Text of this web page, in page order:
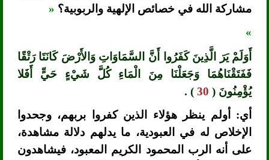
مشاركة الله في خصائص الإلهية والربوبية؟ «
»
أَوَلَمْ يَرَ الَّذِينَ كَفَرُوا أَنَّ السَّمَاوَاتِ وَالأَرْضَ كَانَتَا رَتْقًا
فَفَتَقْنَاهُمَا وَجَعَلْنَا مِنَ الْمَاءِ كُلَّ شَيْءٍ حَيٍّ أَفَلا
يُؤْمِنُونَ (30
) .
أي: أولم ينظر هؤلاء الذين كفروا بربهم، وجحدوا
الإخلاص له في العبودية، ما يدلهم دلالة مشاهدة،
على أنه الرب المحمود الكريم المعبود، فيشاهدون